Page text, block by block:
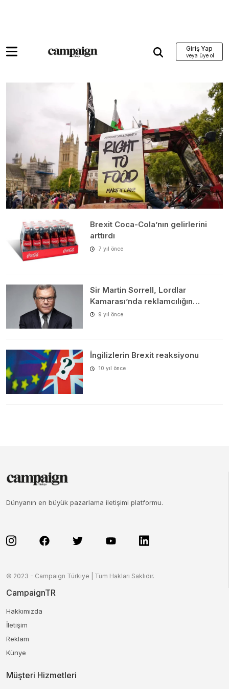
Giriş Yap
Brexit Coca-Cola’nın gelirlerini
arttırdı
7 yıl önce
Sir Martin Sorrell, Lordlar
Kamarası’nda reklamcılığın…
9 yıl önce
İngilizlerin Brexit reaksiyonu
10 yıl önce
Dünyanın en büyük pazarlama iletişimi platformu.
© 2023 - Campaign Türkiye | Tüm Hakları Saklıdır.
CampaignTR
Hakkımızda
İletişim
Reklam
Künye
Müşteri Hizmetleri